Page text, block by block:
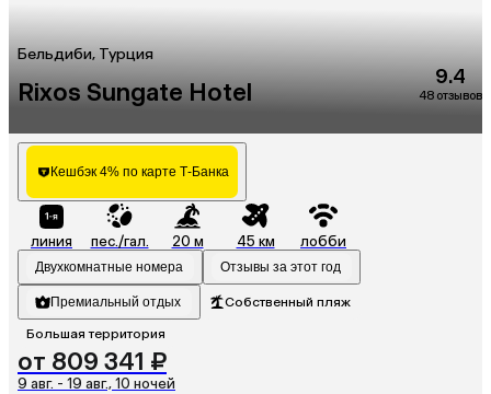
Бельдиби, Турция
Rixos Sungate Hotel
9.4
48 отзывов
Кешбэк 4% по карте Т-Банка
линия пес./гал. 20 м 45 км лобби
Двухкомнатные номера Отзывы за этот год
Премиальный отдых Собственный пляж
Большая территория
от 809 341 ₽
9 авг. - 19 авг., 10 ночей